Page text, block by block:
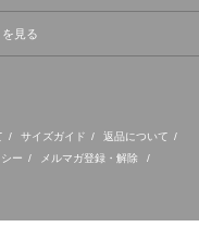
見る
/ サイズガイド / 返品について /
ー / メルマガ登録・解除
/